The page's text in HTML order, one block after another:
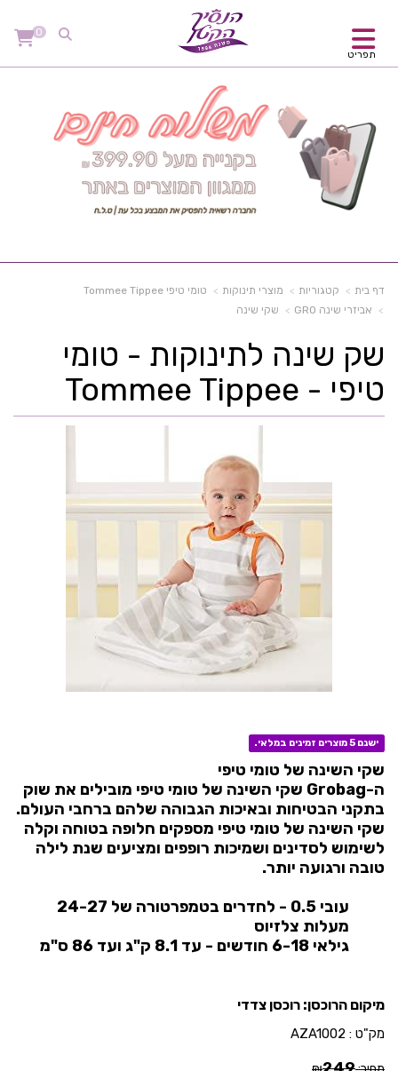
תפריט
0
דף בית קטגוריות מוצרי תינוקות
טומי טיפי Tommee Tippee
אביזרי שינה GRO
שקי שינה
שק שינה לתינוקות - טומי
טיפי - Tommee Tippee
ישנם 5 מוצרים זמינים במלאי.
שקי השינה של טומי טיפי
ה-Grobag שקי השינה של טומי טיפי מובילים את שוק
בתקני הבטיחות ובאיכות הגבוהה שלהם ברחבי העולם.
שקי השינה של טומי טיפי מספקים חלופה בטוחה וקלה
לשימוש לסדינים ושמיכות רופפים ומציעים שנת לילה
טובה ורגועה יותר.
עובי 0.5 - לחדרים בטמפרטורה של 24-27
מעלות צלזיוס
גילאי 6-18 חודשים - עד 8.1 ק"ג ועד 86 ס"מ
מיקום הרוכסן: רוכסן צדדי
מק"ט : AZA1002